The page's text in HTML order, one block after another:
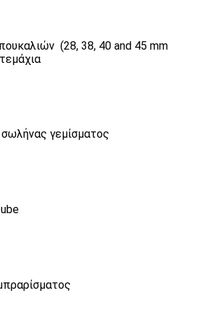
(28, 38, 40 and 45 mm
γεμίσματος